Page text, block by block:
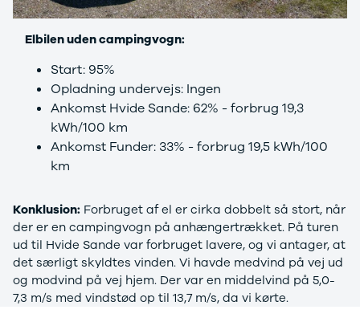
Mustang
Puma
Ranger
Raptor
S-Max
Transit
Courier
Transit
Custom
Transit 350
L2 Van
Transit 350
L3 Van
Transit 350
Elbilen uden campingvogn:
Start: 95%
Opladning undervejs: Ingen
Ankomst Hvide Sande: 62% - forbrug 19,3
kWh/100 km
Ankomst Funder: 33% - forbrug 19,5 kWh/100
km
Konklusion: Forbruget af el er cirka dobbelt så stort, når
der er en campingvogn på anhængertrækket. På turen
ud til Hvide Sande var forbruget lavere, og vi antager, at
det særligt skyldtes vinden. Vi havde medvind på vej ud
og modvind på vej hjem. Der var en middelvind på 5,0-
7,3 m/s med vindstød op til 13,7 m/s, da vi kørte.